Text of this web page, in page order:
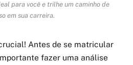
para você e trilhe um caminho de
em sua carreira.
Antes de se matricular
fazer uma análise